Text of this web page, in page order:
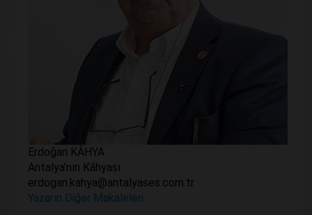
Erdoğan KÂHYA
Antalya'nın Kâhyası
erdogan.kahya@antalyases.com.tr
Yazarın Diğer Makaleleri